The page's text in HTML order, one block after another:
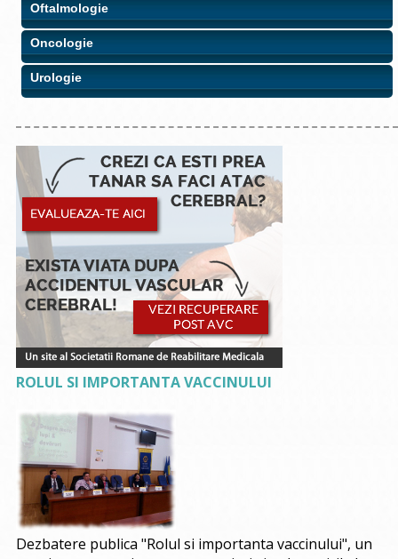
Oftalmologie
Oncologie
Urologie
ROLUL SI IMPORTANTA VACCINULUI
Dezbatere publica "Rolul si importanta vaccinului", un